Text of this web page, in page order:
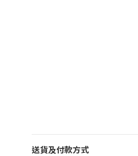
送貨及付款方式